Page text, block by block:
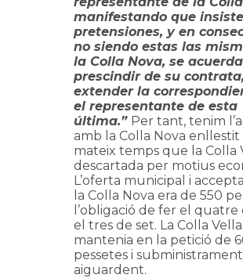
manifestando que
pretensiones, y en
no siendo estas las
la Colla Nova, se acuerda
prescindir de su
extender la
el representante de esta
última.” Per tant, tenim
amb la Colla Nova enllestit
mateix temps que la Colla
descartada per motius
L’oferta municipal i
la Colla Nova era de 550
l’obligació de fer el quatre
el tres de set. La Colla
mantenia en la petició de
pessetes i
aiguardent.